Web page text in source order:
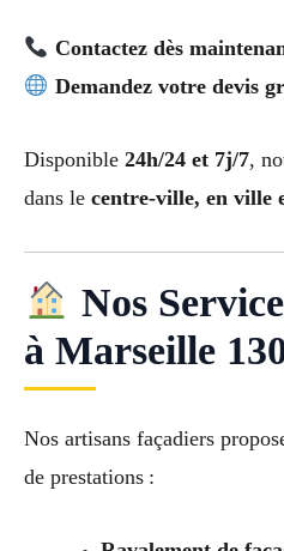
Contactez dès
Demandez votre devis
Disponible 24h/24 et 7j/7,
dans le centre-ville, en ville
Nos
à Marseille
Nos artisans façadiers
de prestations :